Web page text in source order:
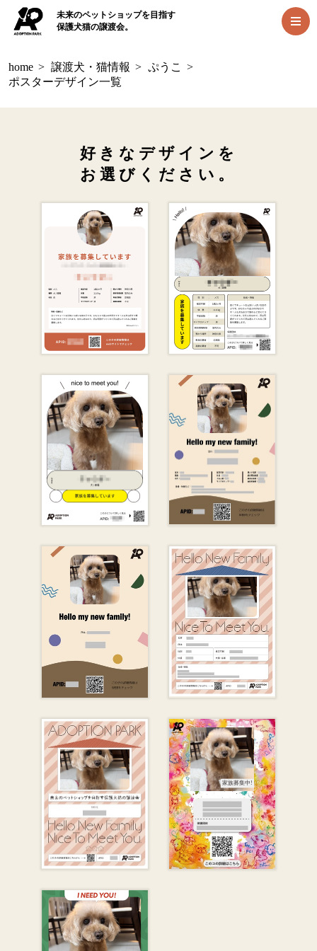
未来のペットショップを目指す
保護犬猫の譲渡会。
home > 譲渡犬・猫情報 > ぷうこ
>
ポスターデザイン一覧
好きなデザインを
お選びください。